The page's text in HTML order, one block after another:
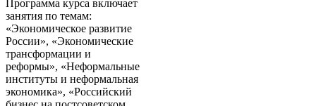
Программа курса включает
занятия по темам:
«Экономическое развитие
России», «Экономические
трансформации и
реформы», «Неформальные
институты и неформальная
экономика», «Российский